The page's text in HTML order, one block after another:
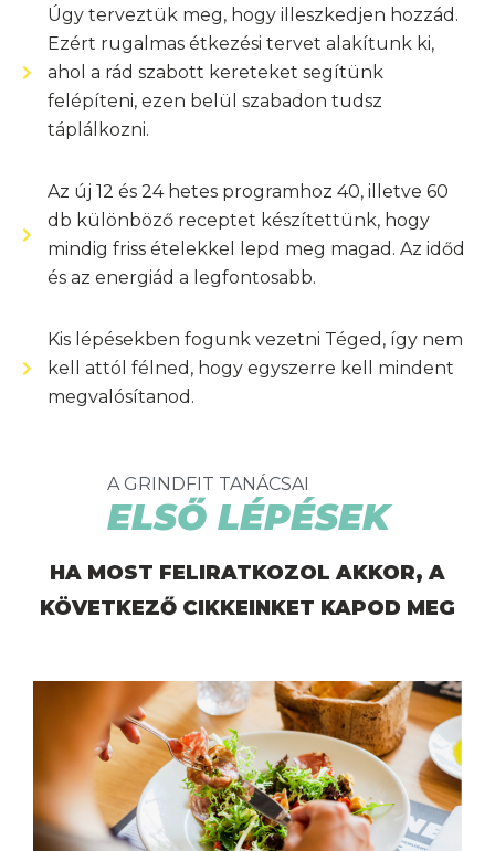
Úgy terveztük meg, hogy illeszkedjen hozzád.
Ezért rugalmas étkezési tervet alakítunk ki,
ahol a rád szabott kereteket segítünk
felépíteni, ezen belül szabadon tudsz
táplálkozni.
Az új 12 és 24 hetes programhoz 40, illetve 60
db különböző receptet készítettünk, hogy
mindig friss ételekkel lepd meg magad. Az időd
és az energiád a legfontosabb.
Kis lépésekben fogunk vezetni Téged, így nem
kell attól félned, hogy egyszerre kell mindent
megvalósítanod.
A GRINDFIT TANÁCSAI
ELSŐ LÉPÉSEK
HA MOST FELIRATKOZOL AKKOR, A
KÖVETKEZŐ CIKKEINKET KAPOD MEG